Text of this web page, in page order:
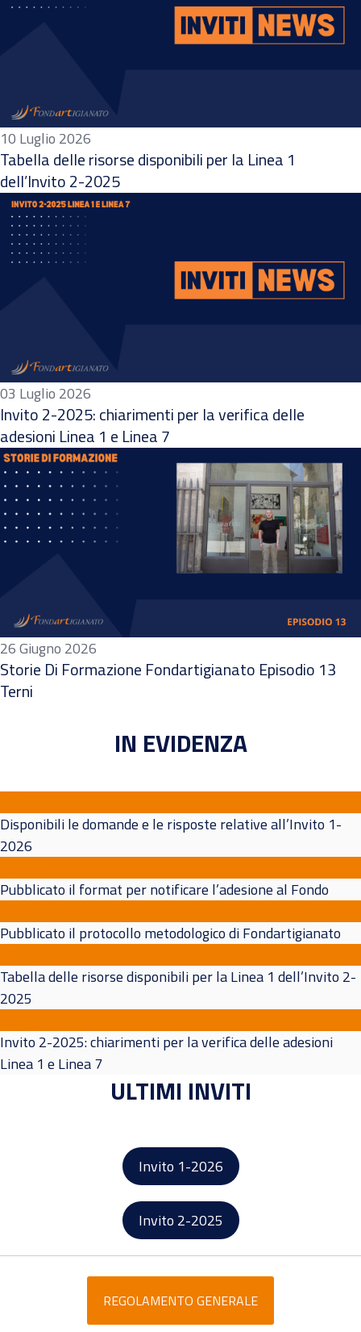
10 Luglio 2026
Tabella delle risorse disponibili per la Linea 1
dell’Invito 2-2025
03 Luglio 2026
Invito 2-2025: chiarimenti per la verifica delle
adesioni Linea 1 e Linea 7
26 Giugno 2026
Storie Di Formazione Fondartigianato Episodio 13
Terni
IN EVIDENZA
Disponibili le domande e le risposte relative all’Invito 1-
2026
Pubblicato il format per notificare l’adesione al Fondo
Pubblicato il protocollo metodologico di Fondartigianato
Tabella delle risorse disponibili per la Linea 1 dell’Invito 2-
2025
Invito 2-2025: chiarimenti per la verifica delle adesioni
Linea 1 e Linea 7
ULTIMI INVITI
Invito 1-2026
Invito 2-2025
REGOLAMENTO GENERALE